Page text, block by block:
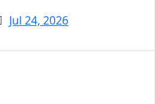
Jul 24, 2026